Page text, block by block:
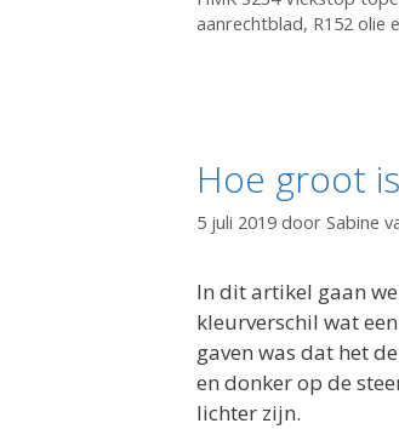
aanrechtblad, R152 olie
Hoe groot
5 juli 2019 door Sabine
In dit artikel gaan
kleurverschil wat
gaven was dat het
en donker op de
lichter zijn.